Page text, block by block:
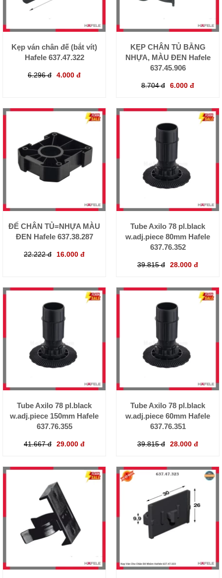
Kẹp ván chân đế (bắt vít)
Hafele 637.47.322
6.296 đ 4.000 đ
KẸP CHÂN TỦ BẰNG
NHỰA, MÀU ĐEN Hafele
637.45.906
8.704 đ 6.000 đ
ĐẾ CHÂN TỦ=NHỰA MÀU
ĐEN Hafele 637.38.287
22.222 đ 16.000 đ
Tube Axilo 78 pl.black
w.adj.piece 80mm Hafele
637.76.352
39.815 đ 28.000 đ
Tube Axilo 78 pl.black
w.adj.piece 150mm Hafele
637.76.355
41.667 đ 29.000 đ
Tube Axilo 78 pl.black
w.adj.piece 60mm Hafele
637.76.351
39.815 đ 28.000 đ